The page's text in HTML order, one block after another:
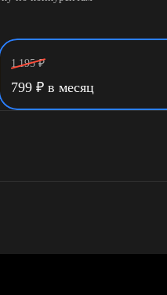
1 195 ₽
799 ₽ в месяц